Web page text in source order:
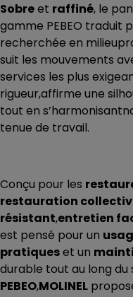
Sobreet raffiné, le
gamme PEBEO traduit
recherchée en
suit les mouvements
services les plus
rigueur,affirme une
tout en
tenue de travail.
Conçu pour les
restauration
résistant,entretien
est pensé pour un
pratiqueset un
durable tout au long du
PEBEO,MOLINEL